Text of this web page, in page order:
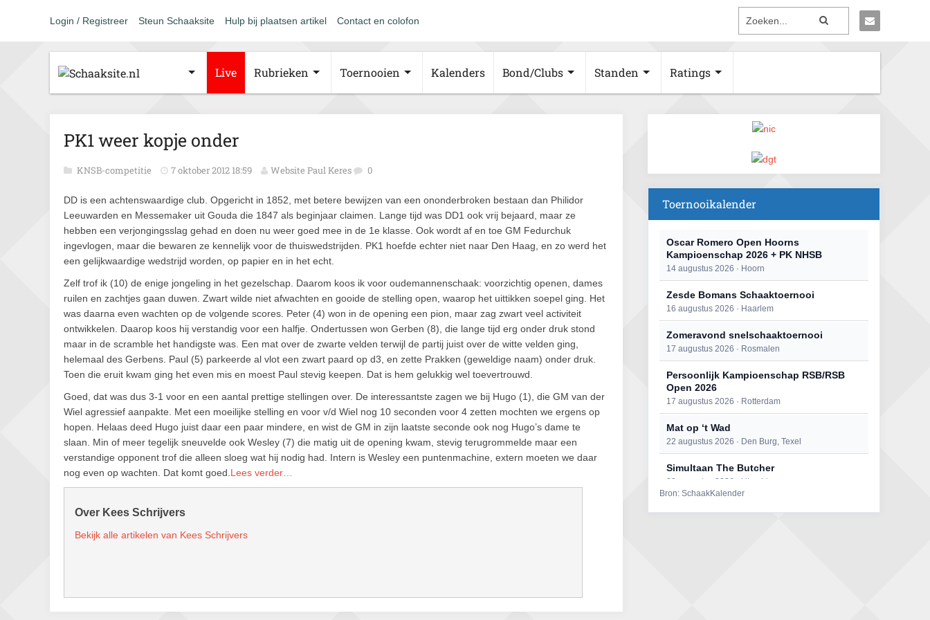
Login / Registreer Steun Schaaksite Hulp bij plaatsen artikel Contact en colofon
Live Rubrieken Toernooien Kalenders Bond/Clubs Standen Ratings
PK1 weer kopje onder
KNSB-competitie 7 oktober 2012 18:59 Website Paul Keres 0
DD is een achtenswaardige club. Opgericht in 1852, met betere bewijzen van een ononderbroken bestaan dan Philidor
Leeuwarden en Messemaker uit Gouda die 1847 als beginjaar claimen. Lange tijd was DD1 ook vrij bejaard, maar ze
hebben een verjongingsslag gehad en doen nu weer goed mee in de 1e klasse. Ook wordt af en toe GM Fedurchuk
ingevlogen, maar die bewaren ze kennelijk voor de thuiswedstrijden. PK1 hoefde echter niet naar Den Haag, en zo werd het
een gelijkwaardige wedstrijd worden, op papier en in het echt.
Zelf trof ik (10) de enige jongeling in het gezelschap. Daarom koos ik voor oudemannenschaak: voorzichtig openen, dames
ruilen en zachtjes gaan duwen. Zwart wilde niet afwachten en gooide de stelling open, waarop het uittikken soepel ging. Het
was daarna even wachten op de volgende scores. Peter (4) won in de opening een pion, maar zag zwart veel activiteit
ontwikkelen. Daarop koos hij verstandig voor een halfje. Ondertussen won Gerben (8), die lange tijd erg onder druk stond
maar in de scramble het handigste was. Een mat over de zwarte velden terwijl de partij juist over de witte velden ging,
helemaal des Gerbens. Paul (5) parkeerde al vlot een zwart paard op d3, en zette Prakken (geweldige naam) onder druk.
Toen die eruit kwam ging het even mis en moest Paul stevig keepen. Dat is hem gelukkig wel toevertrouwd.
Goed, dat was dus 3-1 voor en een aantal prettige stellingen over. De interessantste zagen we bij Hugo (1), die GM van der
Wiel agressief aanpakte. Met een moeilijke stelling en voor v/d Wiel nog 10 seconden voor 4 zetten mochten we ergens op
hopen. Helaas deed Hugo juist daar een paar mindere, en wist de GM in zijn laatste seconde ook nog Hugo’s dame te
slaan. Min of meer tegelijk sneuvelde ook Wesley (7) die matig uit de opening kwam, stevig terugrommelde maar een
verstandige opponent trof die alleen sloeg wat hij nodig had. Intern is Wesley een puntenmachine, extern moeten we daar
nog even op wachten. Dat komt goed. Lees verder…
Over Kees Schrijvers
Bekijk alle artikelen van Kees Schrijvers
Toernooikalender
Oscar Romero Open Hoorns
Kampioenschap 2026 + PK NHSB
14 augustus 2026 · Hoorn
Zesde Bomans Schaaktoernooi
16 augustus 2026 · Haarlem
Zomeravond snelschaaktoernooi
17 augustus 2026 · Rosmalen
Persoonlijk Kampioenschap RSB/RSB
Open 2026
17 augustus 2026 · Rotterdam
Mat op ‘t Wad
22 augustus 2026 · Den Burg, Texel
Simultaan The Butcher
22 augustus 2026 · Utrecht
Bron: SchaakKalender